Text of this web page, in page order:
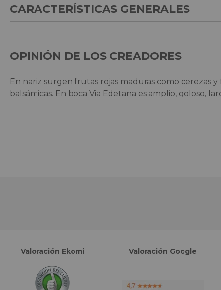
CARACTERÍSTICAS GENERALES
OPINIÓN DE LOS CREADORES
En nariz surgen frutas rojas maduras como cerezas
balsámicas. En boca Via Edetana es amplio, goloso,
Valoración Ekomi Valoración Google